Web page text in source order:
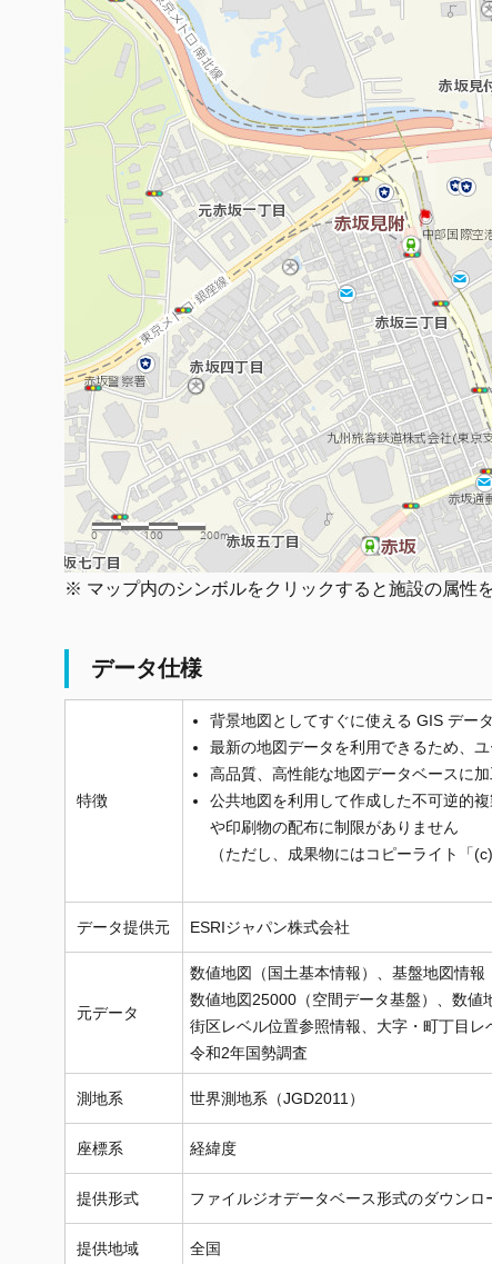
※ マップ内のシンボルをクリックすると施設の属性
データ仕様
特徴
背景地図としてすぐに使える GIS データ
最新の地図データを利用できるため、
高品質、高性能な地図データベースに加
公共地図を利用して作成した不可逆的
や印刷物の配布に制限がありません
（ただし、成果物にはコピーライト「
データ提供元 ESRIジャパン株式会社
元データ
数値地図（国土基本情報）、基盤地図情報
数値地図25000（空間データ基盤）、数値
街区レベル位置参照情報、大字・町丁目レ
令和2年国勢調査
測地系 世界測地系（JGD2011）
座標系 経緯度
提供形式 ファイルジオデータベース形式のダウンロ
提供地域 全国